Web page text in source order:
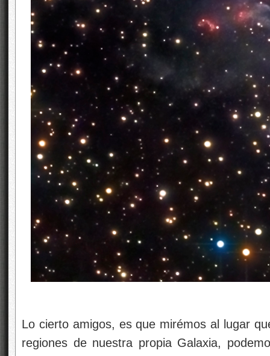
Lo cierto amigos, es que mirémos al lugar
regiones de nuestra propia Galaxia,